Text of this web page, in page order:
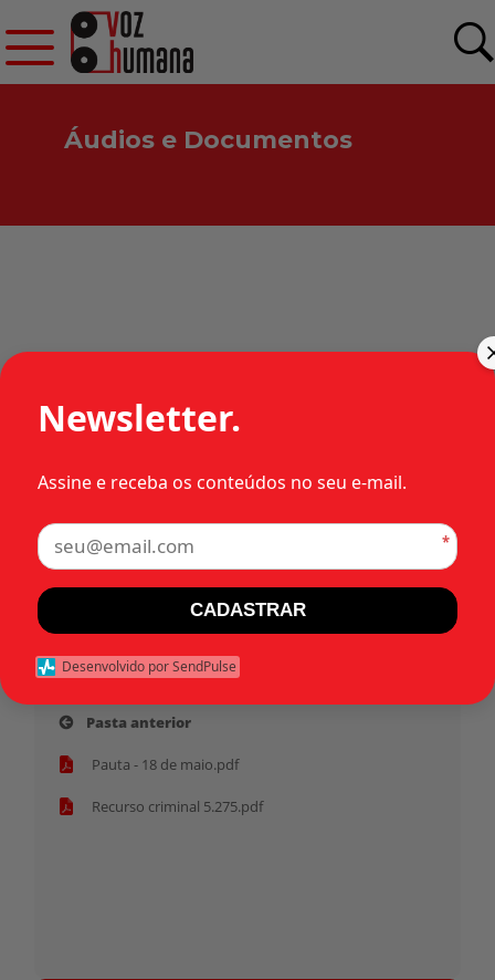
Áudios e Documentos
(PA) – JULGADO EM 18 DE
MAIO DE 1979
Categorias: 1979 • Pará (PA) • Recursos criminais
Tags:
Início
Pasta anterior
Pauta - 18 de maio.pdf
Recurso criminal 5.275.pdf
Newsletter.
Assine e receba os conteúdos no seu e-mail.
*
CADASTRAR
Desenvolvido por SendPulse